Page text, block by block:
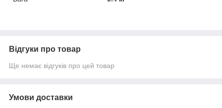
Відгуки про товар
Ще немає відгуків про цей товар
Умови доставки